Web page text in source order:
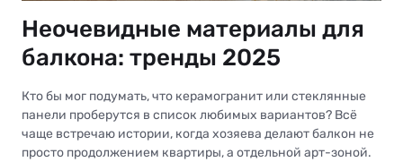
Неочевидные материалы для
балкона: тренды 2025
Кто бы мог подумать, что керамогранит или стеклянные
панели проберутся в список любимых вариантов? Всё
чаще встречаю истории, когда хозяева делают балкон не
просто продолжением квартиры, а отдельной арт-зоной.